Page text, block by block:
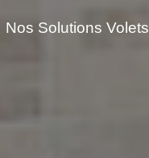
Nos Solutions Volets